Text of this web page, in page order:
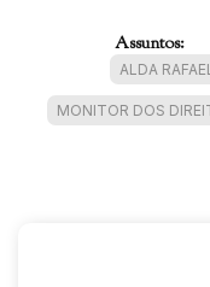
Assuntos:
ALDA
MONITOR DOS